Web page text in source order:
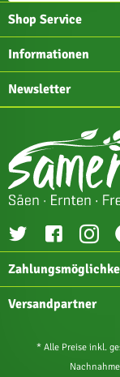
Shop Service
Informationen
Newsletter
Versandpartner
* Alle Preise inkl.